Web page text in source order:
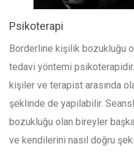
Psikoterapi
Borderline kişilik bozukluğu
tedavi yöntemi
kişiler ve terapist arasında
şeklinde de yapılabilir.
bozukluğu olan bireyler
ve kendilerini nasıl doğru